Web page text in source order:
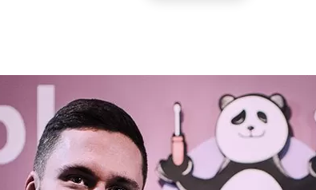
Нам можно доверять:
модули, на все виды услуг
гарантия до 12 месяцев, а
накопительные карты с
находимся в центре Минска,
вечера. Если нужно –
домой.